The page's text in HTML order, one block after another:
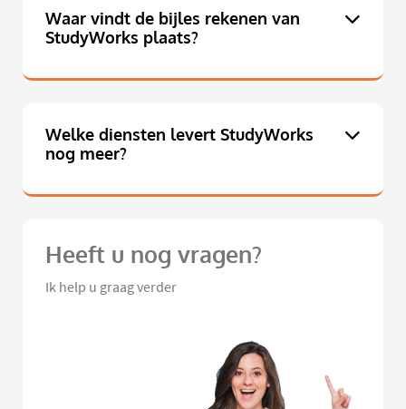
Waar vindt de bijles rekenen van
StudyWorks plaats?
Welke diensten levert StudyWorks
nog meer?
Heeft u nog vragen?
Ik help u graag verder